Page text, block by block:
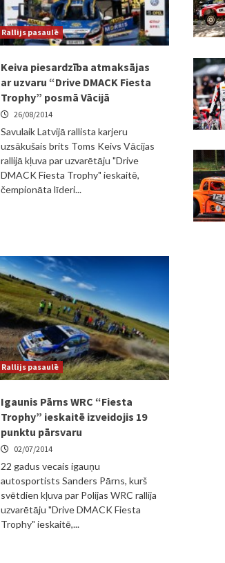
Rallijs pasaulē
Keiva piesardzība atmaksājas
ar uzvaru “Drive DMACK Fiesta
Trophy” posmā Vācijā
26/08/2014
Savulaik Latvijā rallista karjeru
uzsākušais brits Toms Keivs Vācijas
rallijā kļuva par uzvarētāju "Drive
DMACK Fiesta Trophy" ieskaitē,
čempionāta līderi...
Rallijs pasaulē
Igaunis Pārns WRC “Fiesta
Trophy” ieskaitē izveidojis 19
punktu pārsvaru
02/07/2014
22 gadus vecais igauņu
autosportists Sanders Pārns, kurš
svētdien kļuva par Polijas WRC rallija
uzvarētāju "Drive DMACK Fiesta
Trophy" ieskaitē,...